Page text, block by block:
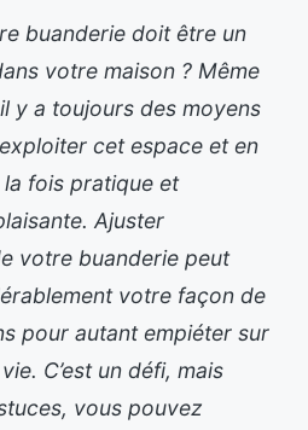
buanderie doit être un
votre maison ? Même
y a toujours des moyens
cet espace et en
fois pratique et
Ajuster
votre buanderie peut
votre façon de
pour autant empiéter sur
C’est un défi, mais
vous pouvez